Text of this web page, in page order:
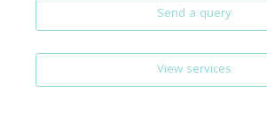
Send a query
View services